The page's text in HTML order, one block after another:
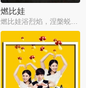
燃比娃
燃比娃浴烈焰，涅槃蜕变成人